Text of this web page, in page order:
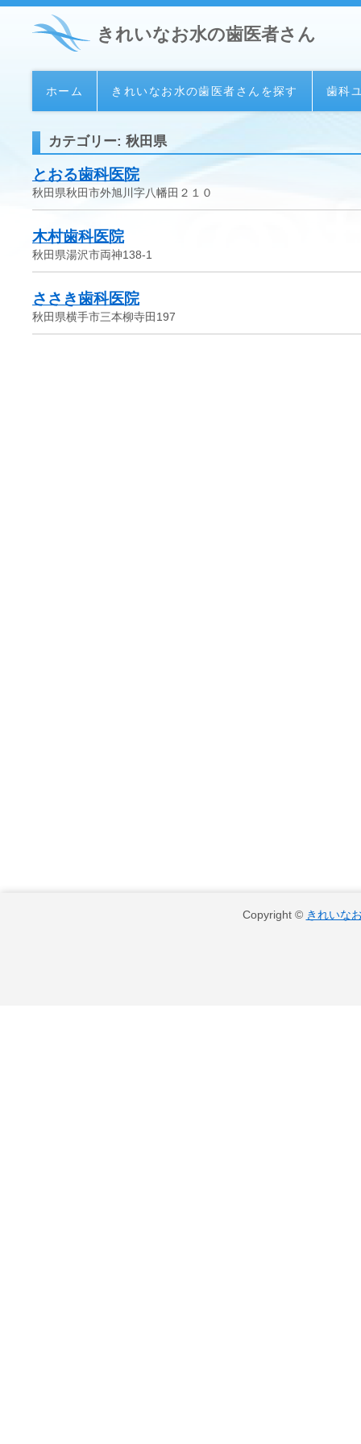
きれいなお水の歯医者さん
ホーム きれいなお水の歯医者さんを探す 歯科
カテゴリー: 秋田県
とおる歯科医院
秋田県秋田市外旭川字八幡田２１０
木村歯科医院
秋田県湯沢市両神138-1
ささき歯科医院
秋田県横手市三本柳寺田197
Copyright © きれいな